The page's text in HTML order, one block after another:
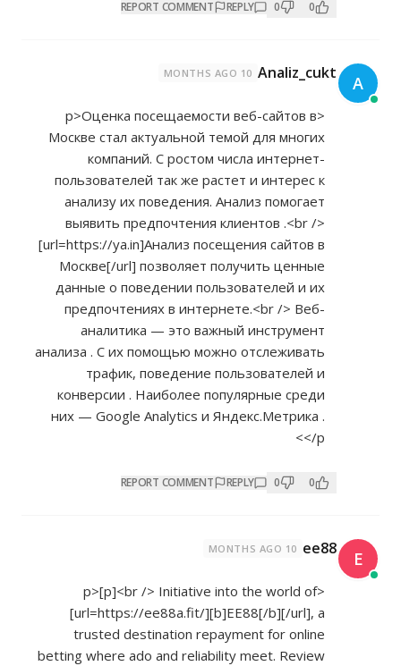
0
REPLY
REPORT COMMENT
Analiz_cukt
10 MONTHS AGO
<p>Оценка посещаемости веб-сайтов в
Москве стал актуальной темой для многих
компаний. С ростом числа интернет-
пользователей так же растет и интерес к
анализу их поведения. Анализ помогает
выявить предпочтения клиентов .<br />
[url=https://ya.in]Анализпосещения сайтов в
Москве[/url] позволяет получить ценные
данные о поведении пользователей и их
предпочтениях в интернете.<br /> Веб-
аналитика — это важный инструмент
анализа . С их помощью можно отслеживать
трафик, поведение пользователей и
конверсии . Наиболее популярные среди
них — Google Analytics и Яндекс.Метрика .
0
REPLY
REPORT COMMENT
ee88
10 MONTHS AGO
<p>[p]<br /> Initiative into the world of
[url=https://ee88a.fit/][b]EE88[/b][/url],
trusted destination repayment for online
betting where ado and reliability meet. Review